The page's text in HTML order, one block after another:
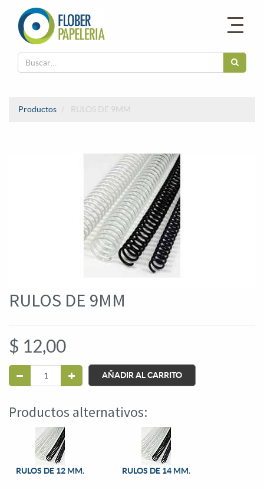
Productos RULOS DE 9MM
RULOS DE 9MM
$ 12,00
AÑADIR AL CARRITO
Productos alternativos:
RULOS DE 12 MM. RULOS DE 14 MM.